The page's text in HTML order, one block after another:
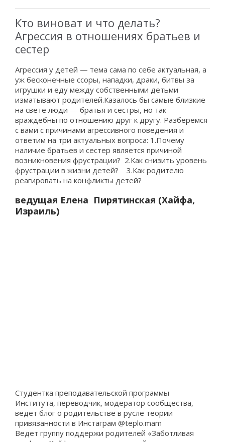
Кто виноват и что делать?
Агрессия в отношениях братьев и
сестер
Агрессия у детей — тема сама по себе актуальная, а
уж бесконечные ссоры, нападки, драки, битвы за
игрушки и еду между собственными детьми
изматывают родителей.Казалось бы самые близкие
на свете люди — братья и сестры, но так
враждебны по отношению друг к другу. Разберемся
с вами с причинами агрессивного поведения и
ответим на три актуальных вопроса: 1.Почему
наличие братьев и сестер является причиной
возникновения фрустрации? 2.Как снизить уровень
фрустрации в жизни детей? 3.Как родителю
реагировать на конфликты детей?
ведущая Елена Пирятинская (Хайфа,
Израиль)
Студентка преподавательской программы
Института, переводчик, модератор сообщества,
ведет блог о родительстве в русле теории
привязанности в Инстаграм @teplo.mam
Ведет группу поддержи родителей «Заботливая